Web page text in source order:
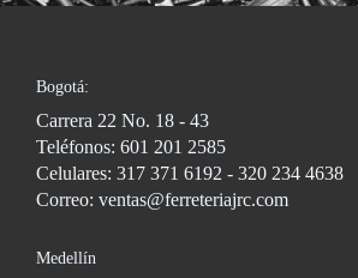
Bogotá:
Carrera 22 No. 18 - 43
Teléfonos: 601 201 2585
Celulares: 317 371 6192 - 320 234 4638
Correo: ventas@ferreteriajrc.com
Medellín